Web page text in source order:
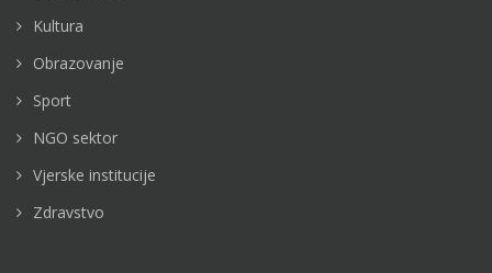
Kultura
Obrazovanje
Sport
NGO sektor
Vjerske institucije
Zdravstvo